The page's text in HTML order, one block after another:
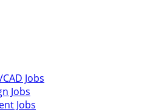
Jobs
Jobs
Jobs